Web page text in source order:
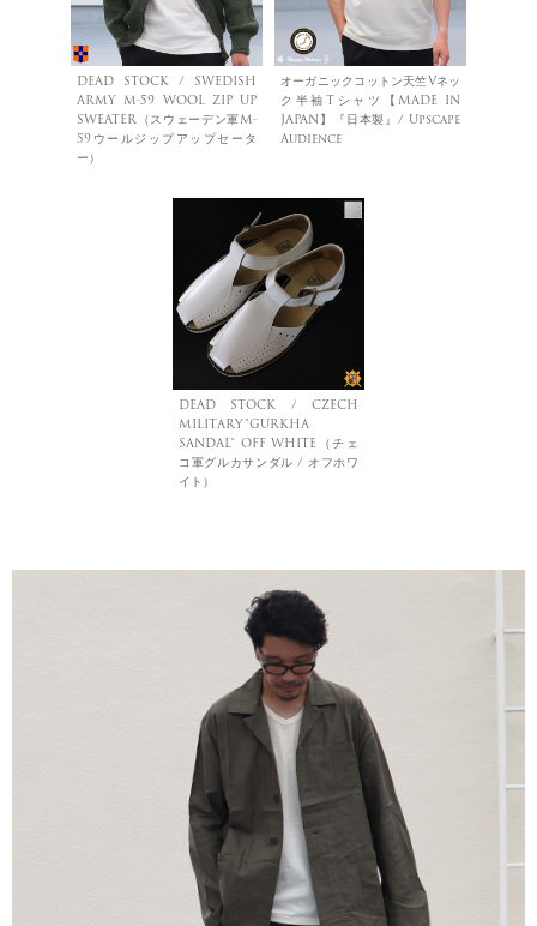
DEAD STOCK / SWEDISH
ARMY M-59 WOOL ZIP UP
SWEATER（スウェーデン軍M-
59ウールジップアップセータ
ー）
オーガニックコットン天竺Vネッ
ク半袖Tシャツ【MADE IN
JAPAN】『日本製』/ Upscape
Audience
DEAD STOCK / CZECH
MILITARY”GURKHA
SANDAL” OFF WHITE（チェ
コ軍グルカサンダル / オフホワ
イト）